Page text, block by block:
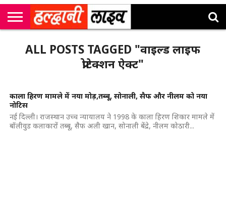
एम
कॉर्नर
उत्तराखंड
न्यूज़
खेल
मनोरंजन
सम्पादकीय
जॉब
अलर्ट्स
ALL POSTS TAGGED "वाइल्ड लाइफ
प्रोटेक्शन ऐक्ट"
काला हिरण मामले में नया मोड़,तब्बू, सोनाली, सैफ और नीलम को नया
नोटिस
नई दिल्ली। राजस्थान उच्च न्यायालय ने 1998 के काला हिरण शिकार मामले में
बॉलीवुड कलाकारों तब्बू, सैफ अली खान, सोनाली बेंद्रे, नीलम कोठारी...